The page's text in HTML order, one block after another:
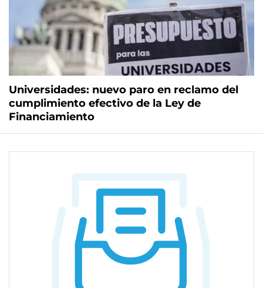
Universidades: nuevo paro en reclamo del
cumplimiento efectivo de la Ley de
Financiamiento